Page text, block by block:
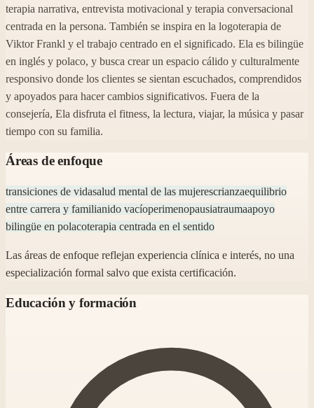
terapia narrativa, entrevista motivacional y terapia conversacional
centrada en la persona. También se inspira en la logoterapia de
Viktor Frankl y el trabajo centrado en el significado. Ela es bilingüe
en inglés y polaco, y busca crear un espacio cálido y culturalmente
responsivo donde los clientes se sientan escuchados, comprendidos
y apoyados para hacer cambios significativos. Fuera de la
consejería, Ela disfruta el fitness, la lectura, viajar, la música y pasar
tiempo con su familia.
Áreas de enfoque
transiciones de vidasalud mental de las mujerescrianzaequilibrio
entre carrera y familianido vacíoperimenopausiatraumaapoyo
bilingüe en polacoterapia centrada en el sentido
Las áreas de enfoque reflejan experiencia clínica e interés, no una
especialización formal salvo que exista certificación.
Educación y formación